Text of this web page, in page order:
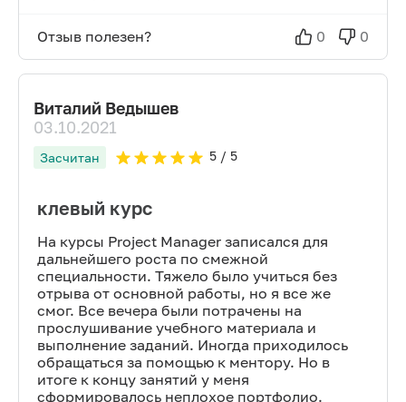
Отзыв полезен? 0 0
Виталий Ведышев
03.10.2021
Засчитан 5/ 5
клевый курс
На курсы Project Manager записался для
дальнейшего роста по смежной
специальности. Тяжело было учиться без
отрыва от основной работы, но я все же
смог. Все вечера были потрачены на
прослушивание учебного материала и
выполнение заданий. Иногда приходилось
обращаться за помощью к ментору. Но в
итоге к концу занятий у меня
сформировалось неплохое портфолио.